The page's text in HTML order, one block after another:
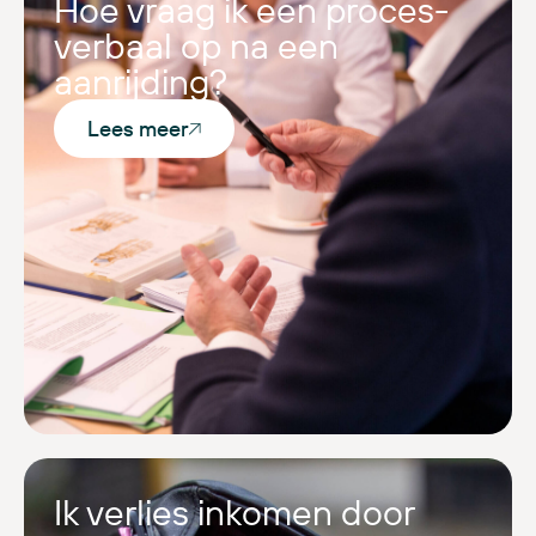
Hoe vraag ik een proces-
verbaal op na een
aanrijding?
Lees meer
Ik verlies inkomen door